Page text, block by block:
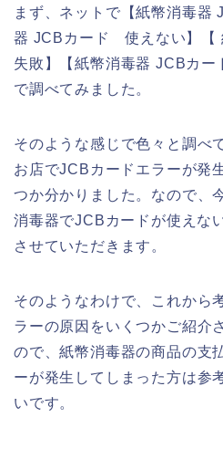
まず、ネットで【紙幣消毒器
器 JCBカード 使えない】【
失敗】【紙幣消毒器 JCBカ
で調べてみました。
そのような感じで色々と調べ
お店でJCBカードエラーが発
つか分かりました。なので、
消毒器でJCBカードが使えな
させていただきます。
そのようなわけで、これから
ラーの原因をいくつかご紹介
ので、紙幣消毒器の商品の支
ーが発生してしまった方は参
いです。